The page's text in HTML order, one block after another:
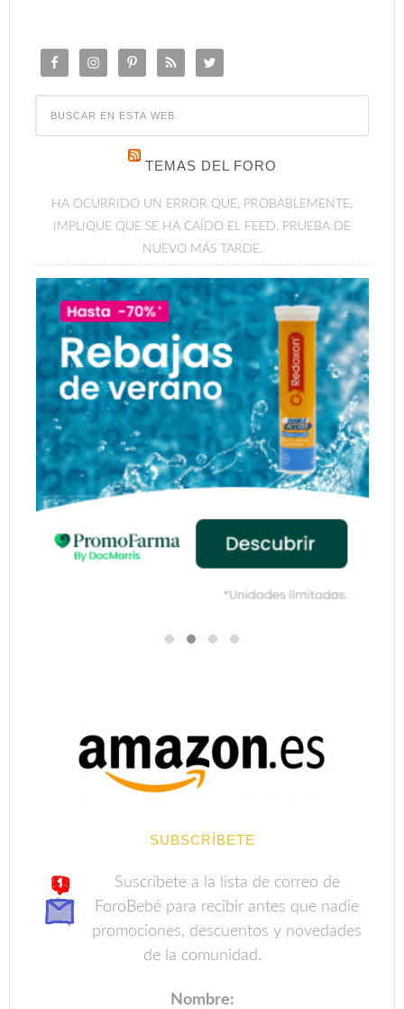
TEMAS DEL FORO
HA OCURRIDO UN ERROR QUE, PROBABLEMENTE,
IMPLIQUE QUE SE HA CAÍDO EL FEED. PRUEBA DE
NUEVO MÁS TARDE.
SUBSCRÍBETE
Suscríbete a la lista de correo de
ForoBebé para recibir antes que nadie
promociones, descuentos y novedades
de la comunidad.
Nombre: